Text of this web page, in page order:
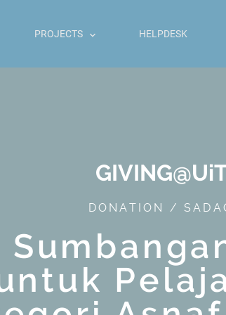
PROJECTS HELPDESK
DONATION /